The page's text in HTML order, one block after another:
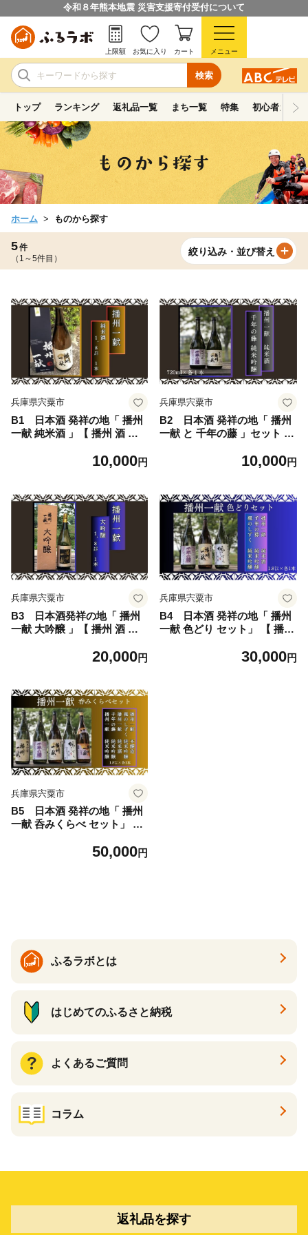
令和８年熊本地震 災害支援寄付受付について
検索
上限額 お気に入り カート メニュー
トップ ランキング 返礼品一覧 まち一覧 特集 初心者ガイド
ホーム ものから探す
5件
（1～5件目）
絞り込み・並び替え
兵庫県宍粟市
B1 日本酒 発祥の地「 播州
一献 純米酒 」【 播州 酒 純
10,000円
兵庫県宍粟市
B2 日本酒 発祥の地「 播州
一献 と 千年の藤 」セット 【
千年 千年藤 藤 山陽盃 山陽盃
10,000円
兵庫県宍粟市
B3 日本酒発祥の地「 播州
一献 大吟醸 」【 播州 酒 吟
庫県産 兵庫 山田錦 】20,000円
兵庫県宍粟市
B4 日本酒 発祥の地「 播州
一献 色どり セット」 【 播州
千年藤 藤 楓のしずく 山陽盃
30,000円
兵庫県宍粟市
B5 日本酒 発祥の地「 播州
一献 呑みくらべ セット」 【
造 千年の藤 千年藤 藤 楓のし
50,000円
ふるラボとは
はじめてのふるさと納税
よくあるご質問
コラム
返礼品を探す